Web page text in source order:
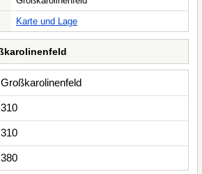
Karte und Lage
Großkarolinenfeld
310
310
380